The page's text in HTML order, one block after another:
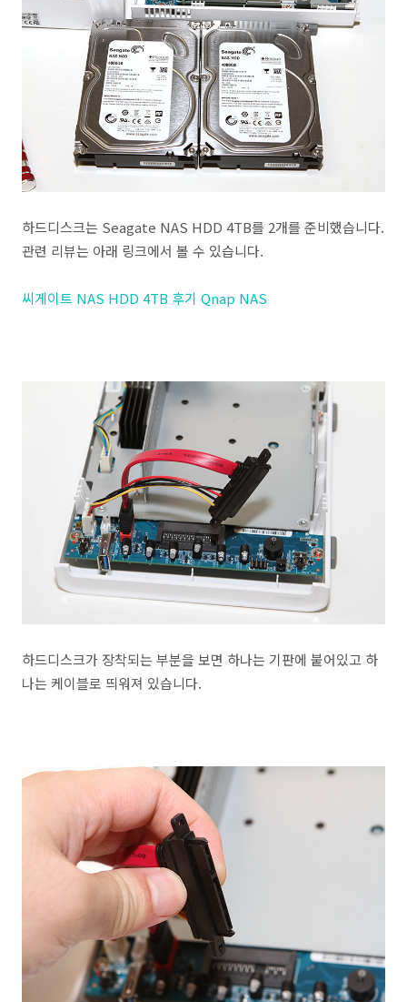
하드디스크는 Seagate NAS HDD 4TB를 2개를 준비했습니다.
관련 리뷰는 아래 링크에서 볼 수 있습니다.
씨게이트 NAS HDD 4TB 후기 Qnap NAS
하드디스크가 장착되는 부분을 보면 하나는 기판에 붙어있고 하
나는 케이블로 띄워져 있습니다.